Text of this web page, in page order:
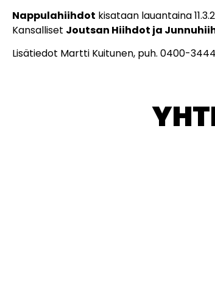
Nappulahiihdot kisataan lauantaina
Kansalliset Joutsan Hiihdot ja
Lisätiedot Martti Kuitunen, puh. 0400-